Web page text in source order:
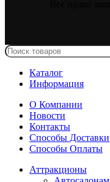
Каталог
Информация
О Компании
Новости
Контакты
Способы Доставки
Способы Оплаты
Аттракционы